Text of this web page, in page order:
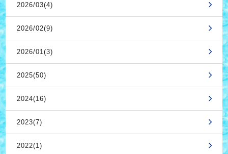
2026/03(4)
2026/02(9)
2026/01(3)
2025(50)
2024(16)
2023(7)
2022(1)